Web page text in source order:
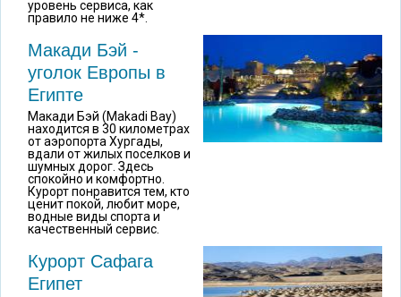
уровень сервиса, как
правило не ниже 4*.
Макади Бэй -
уголок Европы в
Египте
Макади Бэй (Мakadi Bay)
находится в 30 километрах
от аэропорта Хургады,
вдали от жилых поселков и
шумных дорог. Здесь
спокойно и комфортно.
Курорт понравится тем, кто
ценит покой, любит море,
водные виды спорта и
качественный сервис.
Курорт Сафага
Египет